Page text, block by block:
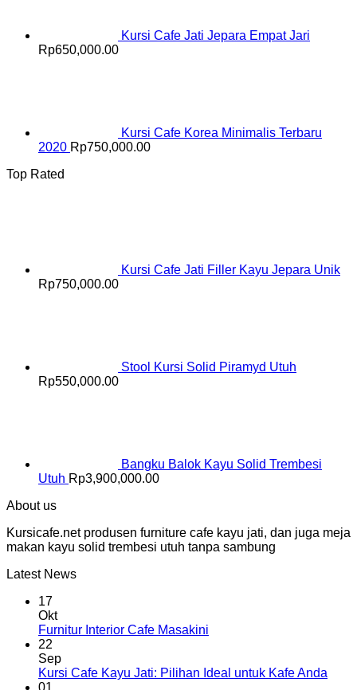
Kursi Cafe Jati Jepara Empat Jari
Rp650,000.00
Kursi Cafe Korea Minimalis Terbaru
2020 Rp750,000.00
Top Rated
Kursi Cafe Jati Filler Kayu Jepara Unik
Rp750,000.00
Stool Kursi Solid Piramyd Utuh
Rp550,000.00
Bangku Balok Kayu Solid Trembesi
Utuh Rp3,900,000.00
About us
Kursicafe.net produsen furniture cafe kayu jati, dan juga meja
makan kayu solid trembesi utuh tanpa sambung
Latest News
17
Okt
Furnitur Interior Cafe Masakini
22
Sep
Kursi Cafe Kayu Jati: Pilihan Ideal untuk Kafe Anda